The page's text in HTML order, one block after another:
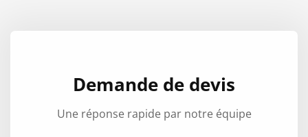
Demande de devis
Une réponse rapide par notre équipe